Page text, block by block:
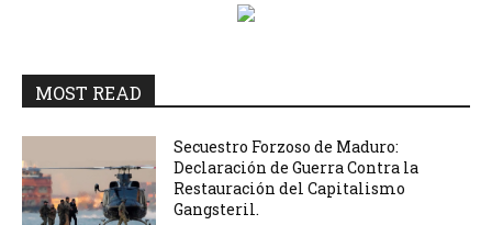
MOST READ
Secuestro Forzoso de Maduro:
Declaración de Guerra Contra la
Restauración del Capitalismo
Gangsteril.